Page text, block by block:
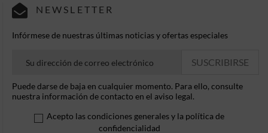
NEWSLETTER
Infórmese de nuestras últimas noticias y ofertas especiales
Puede darse de baja en cualquier momento. Para ello, consulte
nuestra información de contacto en el aviso legal.
Acepto las condiciones generales y la política de
confidencialidad